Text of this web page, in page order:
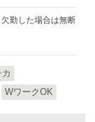
勤した場合は無断
WワークOK